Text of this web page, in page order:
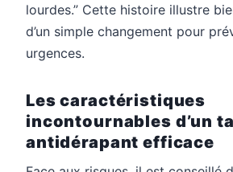
lourdes.” Cette histoire illustre
d’un simple changement pour
urgences.
Les caractéristiques
incontournables d’un
antidérapant efficace